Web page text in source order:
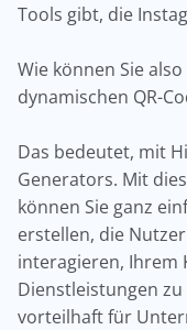
Tools gibt, die
Wie können Sie
dynamischen QR-
Das bedeutet, mit
Generators. Mit
können Sie ganz
erstellen, die
interagieren, Ihrem
Dienstleistungen
vorteilhaft für